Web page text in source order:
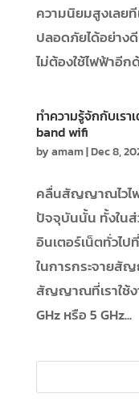
ความนิยมสูงเลย
ปลอดภัยได้อย่าง
ไม่ต้องใช้ไฟฟ้าอีก
ทำความรู้จักกับเร
band wifi
byamam|Dec 8,
คลื่นสัญญาณไวไฟ
ปัจจุบันนั้น ทั้งในส่
อินเตอร์เน็ตทั่วไป
ในการกระจายสั
สัญญาณที่เราใช้ง
GHz หรือ 5 GHz...